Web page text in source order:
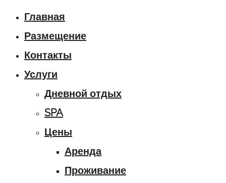
Главная
Размещение
Контакты
Услуги
Дневной отдых
SPA
Цены
Аренда
Проживание